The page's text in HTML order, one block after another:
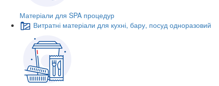
Матеріали для SPA процедур
Витратні матеріали для кухні, бару, посуд одноразовий